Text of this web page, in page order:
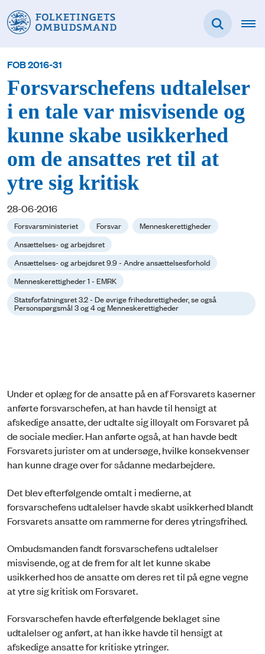
FOB 2016-31
Forsvarschefens udtalelser
i en tale var misvisende og
kunne skabe usikkerhed
om de ansattes ret til at
ytre sig kritisk
28-06-2016
Forsvarsministeriet Forsvar
Menneskerettigheder
Ansættelses- og arbejdsret
Ansættelses- og arbejdsret 9.9 - Andre ansættelsesforhold
Menneskerettigheder 1 - EMRK
Statsforfatningsret 3.2 - De øvrige frihedsrettigheder, se også
Personspørgsmål 3 og 4 og Menneskerettigheder
Under et oplæg for de ansatte på en af Forsvarets kaserner
anførte forsvarschefen, at han havde til hensigt at
afskedige ansatte, der udtalte sig illoyalt om Forsvaret på
de sociale medier. Han anførte også, at han havde bedt
Forsvarets jurister om at undersøge, hvilke konsekvenser
han kunne drage over for sådanne medarbejdere.
Det blev efterfølgende omtalt i medierne, at
forsvarschefens udtalelser havde skabt usikkerhed blandt
Forsvarets ansatte om rammerne for deres ytringsfrihed.
Ombudsmanden fandt forsvarschefens udtalelser
misvisende, og at de frem for alt let kunne skabe
usikkerhed hos de ansatte om deres ret til på egne vegne
at ytre sig kritisk om Forsvaret.
Forsvarschefen havde efterfølgende beklaget sine
udtalelser og anført, at han ikke havde til hensigt at
afskedige ansatte for kritiske ytringer.